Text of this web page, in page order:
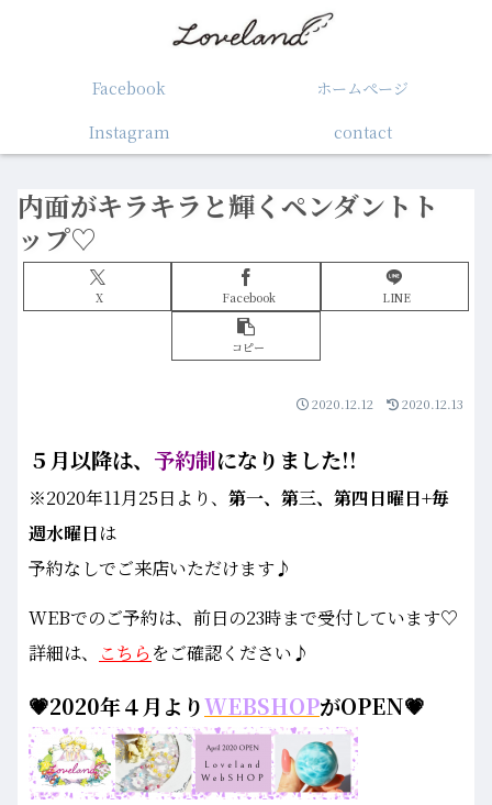
Facebook
ホームぺージ
Instagram
contact
内面がキラキラと輝くペンダントト
ップ♡
X Facebook LINE
コピー
2020.12.12 2020.12.13
５月以降は、 予約制になりました!!
※2020年11月25日より、 第一、第三、第四日曜日+毎
週水曜日は
予約なしでご来店いただけます♪
WEBでのご予約は、前日の23時まで受付しています♡
詳細は、
こちら をご確認ください♪
💗2020年４月よりWEBSHOPがOPEN💗